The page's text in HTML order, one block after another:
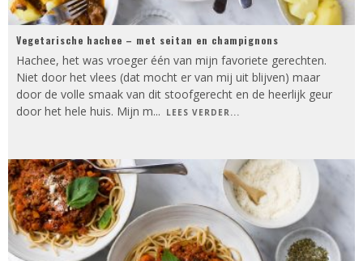
Vegetarische hachee – met seitan en champignons
Hachee, het was vroeger één van mijn favoriete gerechten.
Niet door het vlees (dat mocht er van mij uit blijven) maar
door de volle smaak van dit stoofgerecht en de heerlijk geur
door het hele huis. Mijn m... LEES VERDER...